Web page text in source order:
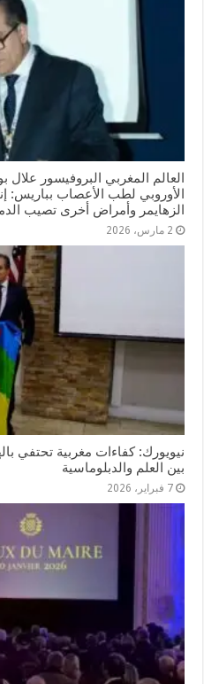
العالم المغربي البروفيسور علال
الأوروبي لطب الأعصاب بباريس:
الزهايمر وأمراض أخرى تصيب
2 مارس، 2026
نيويورك: كفاءات مغربية تحتفي
بين العلم والدبلوماسية
7 فبراير، 2026